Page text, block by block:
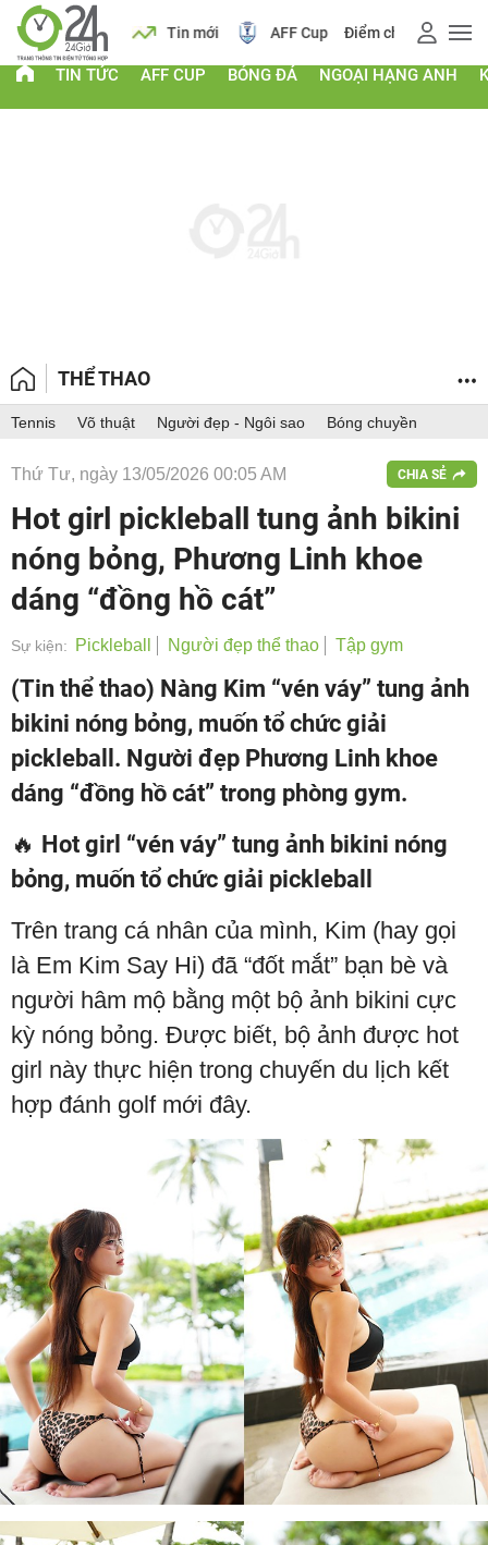
Lịch Tin mới AFF Cup Điểm chuẩn 2026
TIN TỨC AFF CUP BÓNG ĐÁ NGOẠI HẠNG ANH
THỂ THAO
Tennis Võ thuật Người đẹp - Ngôi sao Bóng chuyền
Thứ Tư, ngày 13/05/2026 00:05 AM CHIA SẺ
Hot girl pickleball tung ảnh bikini
nóng bỏng, Phương Linh khoe
dáng “đồng hồ cát”
Sự kiện: Pickleball Người đẹp thể thao Tập gym
(Tin thể thao) Nàng Kim “vén váy” tung ảnh
bikini nóng bỏng, muốn tổ chức giải
pickleball. Người đẹp Phương Linh khoe
dáng “đồng hồ cát” trong phòng gym.
🔥 Hot girl “vén váy” tung ảnh bikini nóng
bỏng, muốn tổ chức giải pickleball
Trên trang cá nhân của mình, Kim (hay gọi
là Em Kim Say Hi) đã “đốt mắt” bạn bè và
người hâm mộ bằng một bộ ảnh bikini cực
kỳ nóng bỏng. Được biết, bộ ảnh được hot
girl này thực hiện trong chuyến du lịch kết
hợp đánh golf mới đây.